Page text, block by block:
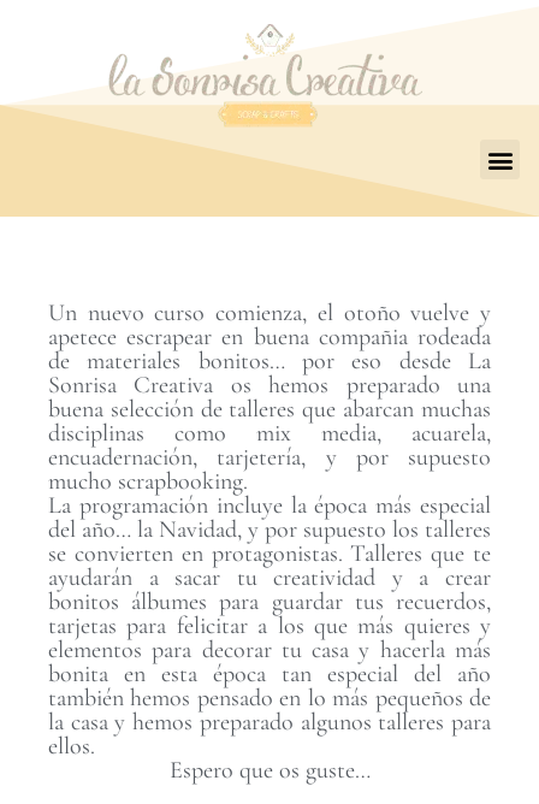
Un nuevo curso comienza, el otoño vuelve y
apetece escrapear en buena compañia rodeada
de materiales bonitos… por eso desde La
Sonrisa Creativa os hemos preparado una
buena selección de talleres que abarcan muchas
disciplinas como mix media, acuarela,
encuadernación, tarjetería, y por supuesto
mucho scrapbooking.
La programación incluye la época más especial
del año… la Navidad, y por supuesto los talleres
se convierten en protagonistas. Talleres que te
ayudarán a sacar tu creatividad y a crear
bonitos álbumes para guardar tus recuerdos,
tarjetas para felicitar a los que más quieres y
elementos para decorar tu casa y hacerla más
bonita en esta época tan especial del año
también hemos pensado en lo más pequeños de
la casa y hemos preparado algunos talleres para
ellos.
Espero que os guste…